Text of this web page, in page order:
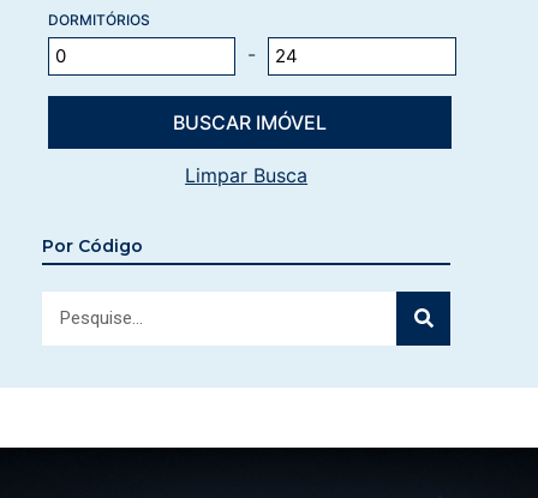
DORMITÓRIOS
-
Limpar Busca
Por Código